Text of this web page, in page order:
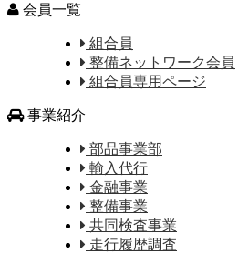
会員一覧
組合員
整備ネットワーク会員
組合員専用ページ
事業紹介
部品事業部
輸入代行
金融事業
整備事業
共同検査事業
走行履歴調査